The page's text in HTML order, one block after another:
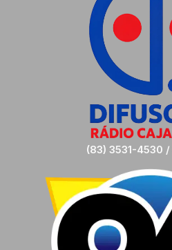
(83) 3531-4530 /